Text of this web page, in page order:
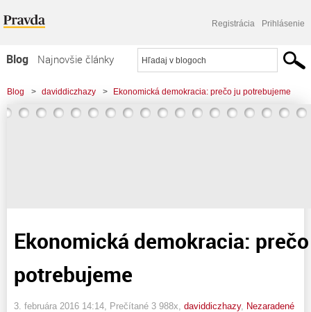
Registrácia Prihlásenie
Blog
Najnovšie články
Najčítanejšie články
Najkomentovanejšie články
Blog > daviddiczhazy > Ekonomická demokracia: prečo ju potrebujeme
Ekonomická demokracia:
potrebujeme
3. februára 2016 14:14 , Prečítané 3 988x, daviddiczhazy, Nezaradené